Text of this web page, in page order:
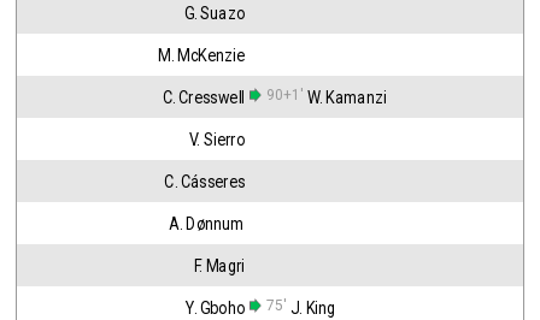
G. Suazo
M. McKenzie
C. Cresswell 90+1' W. Kamanzi
V. Sierro
C. Cásseres
A. Dønnum
F. Magri
Y. Gboho 75' J. King